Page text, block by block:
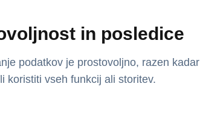
in posledice
podatkov je prostovoljno, razen
koristiti vseh funkcij ali storitev.